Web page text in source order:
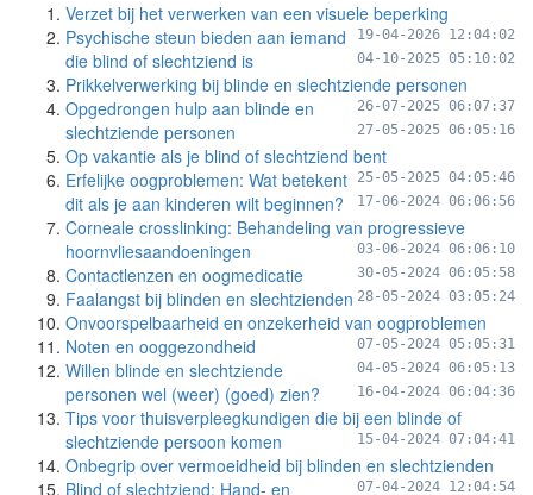
Verzet bij het verwerken van een visuele beperking
19-04-2026 12:04:02
Psychische steun bieden aan iemand
die blind of slechtziend is
04-10-2025 05:10:02
Prikkelverwerking bij blinde en slechtziende personen
26-07-2025 06:07:37
Opgedrongen hulp aan blinde en
slechtziende personen
27-05-2025 06:05:16
Op vakantie als je blind of slechtziend bent
25-05-2025 04:05:46
Erfelijke oogproblemen: Wat betekent
dit als je aan kinderen wilt beginnen?
17-06-2024 06:06:56
Corneale crosslinking: Behandeling van progressieve
hoornvliesaandoeningen
03-06-2024 06:06:10
Contactlenzen en oogmedicatie 30-05-2024 06:05:58
Faalangst bij blinden en slechtzienden 28-05-2024 03:05:24
Onvoorspelbaarheid en onzekerheid van oogproblemen
07-05-2024 05:05:31
Noten en ooggezondheid
04-05-2024 06:05:13
Willen blinde en slechtziende
personen wel (weer) (goed) zien?
16-04-2024 06:04:36
Tips voor thuisverpleegkundigen die bij een blinde of
slechtziende persoon komen
15-04-2024 07:04:41
Onbegrip over vermoeidheid bij blinden en slechtzienden
07-04-2024 12:04:54
Blind of slechtziend: Hand- en